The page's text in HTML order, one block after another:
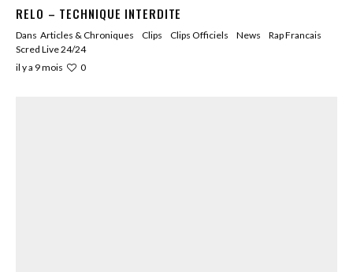
RELO – TECHNIQUE INTERDITE
Dans Articles & Chroniques Clips Clips Officiels News
Rap Francais
Scred Live 24/24
il y a 9 mois
0